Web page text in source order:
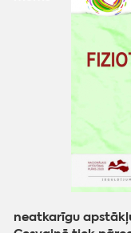
neatkarīgu